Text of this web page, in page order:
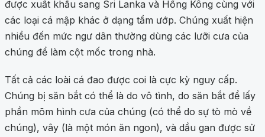
được xuất khẩu sang Sri Lanka và Hồng Kông cùng với
các loại cá mập khác ở dạng tẩm ướp. Chúng xuất hiện
nhiều đến mức ngư dân thường dùng các lưỡi cưa của
chúng để làm cột mốc trong nhà.
Tất cả các loài cá đao được coi là cực kỳ nguy cấp.
Chúng bị săn bắt có thể là do vô tình, do săn bắt để lấy
phần mõm hình cưa của chúng (có thể do sự tò mò về
chúng), vây (là một món ăn ngon), và dầu gan được sử